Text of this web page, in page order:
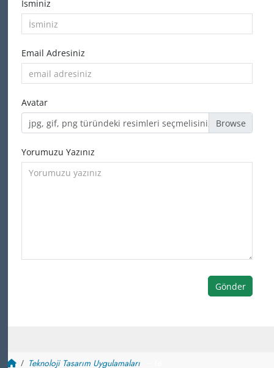
İsminiz
Email Adresiniz
Avatar
jpg, gif, png türündeki resimleri seçmelisiniz
Yorumuzu Yazınız
Gönder
Teknoloji Tasarım Uygulamaları